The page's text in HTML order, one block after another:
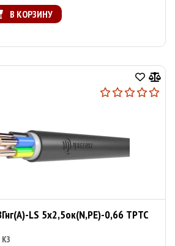
В КОРЗИНУ
LS 5х2,5ок(N,PE)-0,66 ТРТС